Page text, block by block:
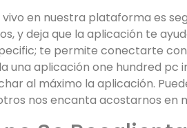
vivo en nuestra plataforma es
y deja que la aplicación te
te permite conectarte
una aplicación one hundred pc
al máximo la aplicación.
nos encanta acostarnos en